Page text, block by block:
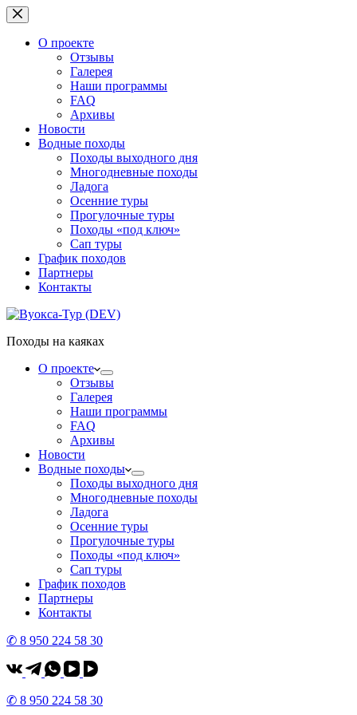
Перейти
к
сути
О проекте
Отзывы
Галерея
Наши программы
FAQ
Архивы
Новости
Водные походы
Походы выходного дня
Многодневные походы
Ладога
Осенние туры
Прогулочные туры
Походы «под ключ»
Сап туры
График походов
Партнеры
Контакты
Походы на каяках
О проекте
Отзывы
Галерея
Наши программы
FAQ
Архивы
Новости
Водные походы
Походы выходного дня
Многодневные походы
Ладога
Осенние туры
Прогулочные туры
Походы «под ключ»
Сап туры
График походов
Партнеры
Контакты
✆ 8 950 224 58 30
✆ 8 950 224 58 30